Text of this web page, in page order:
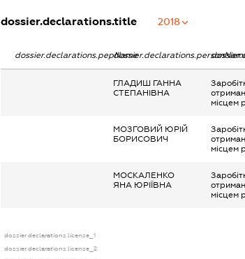
dossier.declarations.title 2018
dossier.declarations.pepName
ГЛАДИШ ГАННА
СТЕПАНІВНА
місцем
МОЗГОВИЙ ЮРІЙ
БОРИСОВИЧ
місцем
МОСКАЛЕНКО
ЯНА ЮРІЇВНА
місцем
dossier.declarations.license_1
dossier.declarations.license_2